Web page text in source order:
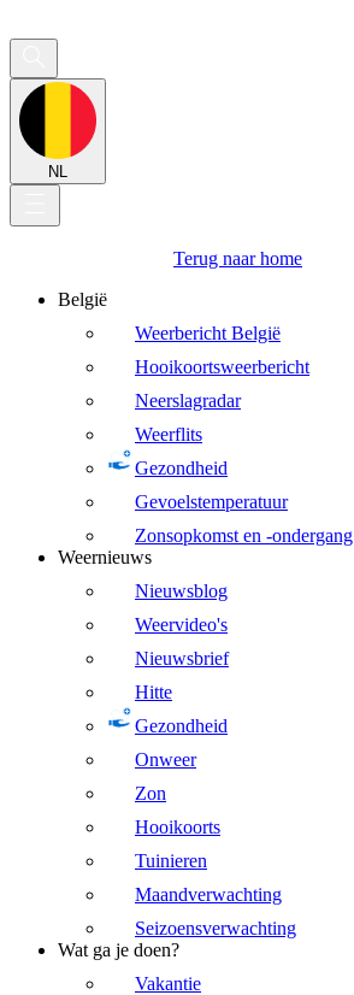
NL
Terug naar home
België
Weerbericht België
Hooikoortsweerbericht
Neerslagradar
Weerflits
Gezondheid
Gevoelstemperatuur
Zonsopkomst en -ondergang
Weernieuws
Nieuwsblog
Weervideo's
Nieuwsbrief
Hitte
Gezondheid
Onweer
Zon
Hooikoorts
Tuinieren
Maandverwachting
Seizoensverwachting
Wat ga je doen?
Vakantie